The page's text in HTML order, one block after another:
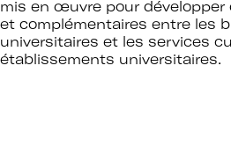
mis en œuvre pour
et complémentaires entre les
universitaires et les services
établissements universitaires.